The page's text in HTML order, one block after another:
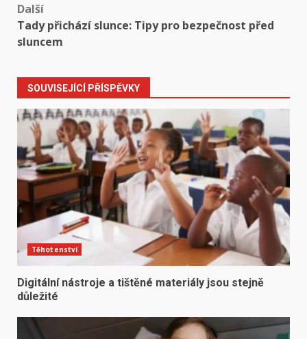
Další
Tady přichází slunce: Tipy pro bezpečnost před
sluncem
SOUVISEJÍCÍ PŘÍSPĚVKY
Těhotenství
Digitální nástroje a tištěné materiály jsou stejně
důležité